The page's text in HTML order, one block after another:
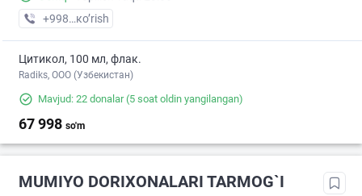
+998 (91) XXX-XX-XX
кo’rish
Цитикол, 100 мл, флак.
Radiks, ООО (Узбекистан)
Mavjud: 22 donalar(5 soat oldin yangilangan)
67 998 so'm
MUMIYO DORIXONALARI TARMOG`I